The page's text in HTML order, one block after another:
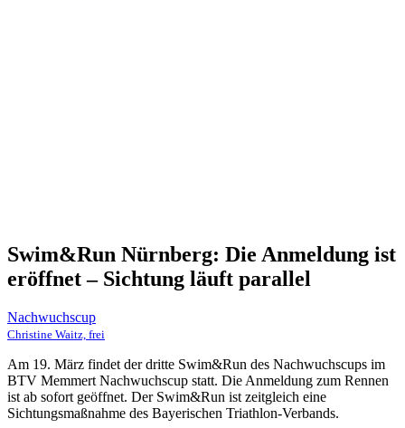
Swim&Run Nürnberg: Die Anmeldung ist
eröffnet – Sichtung läuft parallel
Nachwuchscup
Christine Waitz, frei
Am 19. März findet der dritte Swim&Run des Nachwuchscups im
BTV Memmert Nachwuchscup statt. Die Anmeldung zum Rennen
ist ab sofort geöffnet. Der Swim&Run ist zeitgleich eine
Sichtungsmaßnahme des Bayerischen Triathlon-Verbands.